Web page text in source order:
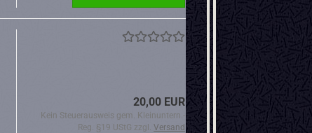
20,00 EUR
Kein Steuerausweis gem. Kleinuntern.-
Reg. §19 UStG zzgl. Versand